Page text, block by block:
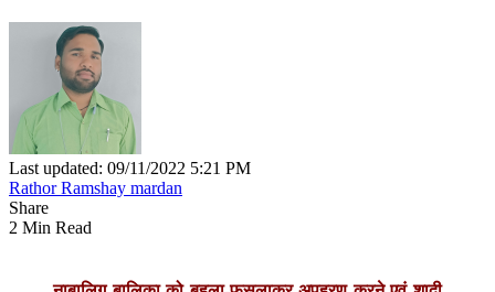
Last updated: 09/11/2022 5:21 PM
Rathor Ramshay mardan
Share
2 Min Read